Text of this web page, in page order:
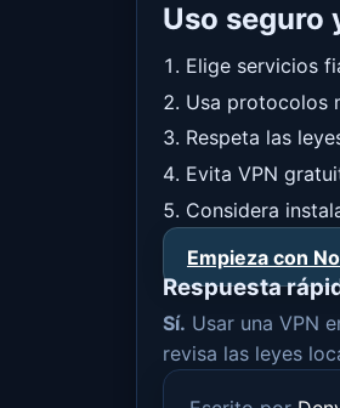
Uso seguro
Elige servicios
Usa protocolos
Respeta las
Evita VPN
Considera
Empieza con
Respuesta
Sí. Usar una VPN
revisa las leyes